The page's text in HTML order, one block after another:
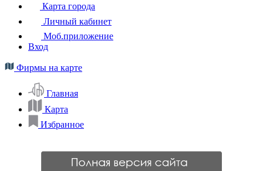
Карта города
Личный кабинет
Моб.приложение
Вход
Фирмы на карте
Главная
Карта
Избранное